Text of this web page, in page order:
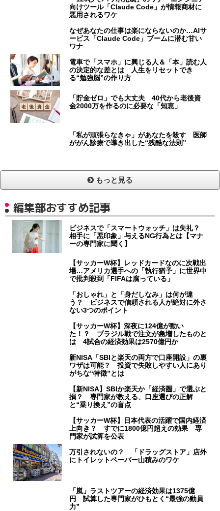
向けツール「Claude Code」が情報商材に
悪用されるワケ
なぜあなたの仕事は楽にならないのか…AIサ
ービス「Claude Code」ブームに潜む甘い
ワナ
電車で「スマホ」に興じる人＆「本」読む人
の決定的な差とは 人生をリセットでき
る“勉強脳”の作り方
「貯金ゼロ」でも大丈夫 40代から老後資
金2000万を作るのに必要な「知恵」
「私が頑張らなきゃ」があなたを殺す 医師
ががん診療で導き出した“残酷な法則”
もっと見る
編集部おすすめ記事
ビジネスで「スマートウォッチ」は失礼？
相手に「悪印象」与えるNG行為とは【マナ
ーの専門家に聞く】
【サッカーW杯】レッドカードなのに次戦出
場…アメリカ選手への「執行猶予」に世界中
で批判殺到「FIFAは腐っている」
「おしゃれ」と「身だしなみ」は何が違
う？ ビジネスで信頼される人が絶対に外さ
ない3つのポイント
【サッカーW杯】深夜に124億が動い
た！？ ブラジル戦で注文が急増したものと
は 4試合の経済効果は2570億円か
新NISA「SBIと楽天の両方で口座開設」の裏
ワザは可能？ 投資で失敗しやすい人にあり
がちな“特徴”とは
【新NISA】SBIか楽天か「経済圏」で選ぶと
損？ 専門家が教える、口座選びの正解
と“乗り換え”の盲点
【サッカーW杯】日本代表の活躍で国内経済
上向き？ すでに1800億円超えの効果 専
門家が試算を公表
万引されないの？ 「ドラッグストア」店外
にトイレットペーパー山積みのワケ
「嵐」ラストツアーの経済効果は1375億
円 試算した専門家がひもとく“最強の動員
力”